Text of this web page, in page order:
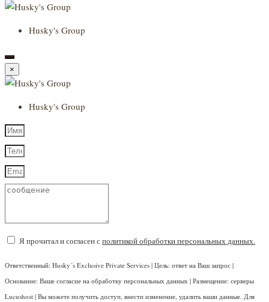
Husky's Group
×
Husky's Group
Я прочитал и согласен сполитикой обработки персональных данных.
Ответственный: Husky´s Exclusive Private Services | Цель: ответ на Ваш запрос |
Основание: Ваше согласие на обработку персональных данных | Размещение: серверы
Lucushost | Вы можете получить доступ, внести изменение, удалить ваши данные. Для